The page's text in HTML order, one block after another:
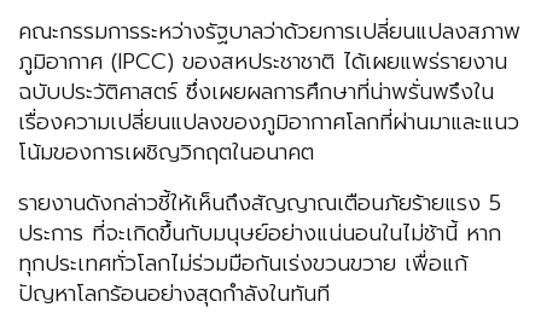
คณะกรรมการระหว่างรัฐบาลว่าด้วยการเปลี่ยนแปลงสภาพ
ภูมิอากาศ (IPCC) ของสหประชาชาติ ได้เผยแพร่รายงาน
ฉบับประวัติศาสตร์ ซึ่งเผยผลการศึกษาที่น่าพรั่นพรึงใน
เรื่องความเปลี่ยนแปลงของภูมิอากาศโลกที่ผ่านมาและแนว
โน้มของการเผชิญวิกฤตในอนาคต
รายงานดังกล่าวชี้ให้เห็นถึงสัญญาณเตือนภัยร้ายแรง 5
ประการ ที่จะเกิดขึ้นกับมนุษย์อย่างแน่นอนในไม่ช้านี้ หาก
ทุกประเทศทั่วโลกไม่ร่วมมือกันเร่งขวนขวาย เพื่อแก้
ปัญหาโลกร้อนอย่างสุดกำลังในทันที